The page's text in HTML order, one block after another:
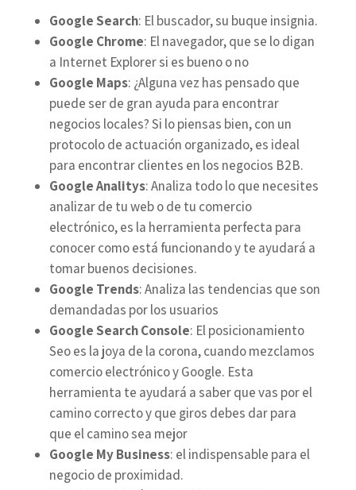
Google Search: El buscador, su buque insignia.
Google Chrome: El navegador, que se lo digan
a Internet Explorer si es bueno o no
Google Maps: ¿Alguna vez has pensado que
puede ser de gran ayuda para encontrar
negocios locales? Si lo piensas bien, con un
protocolo de actuación organizado, es ideal
para encontrar clientes en los negocios B2B.
Google Analitys: Analiza todo lo que necesites
analizar de tu web o de tu comercio
electrónico, es la herramienta perfecta para
conocer como está funcionando y te ayudará a
tomar buenos decisiones.
Google Trends: Analiza las tendencias que son
demandadas por los usuarios
Google Search Console: El posicionamiento
Seo es la joya de la corona, cuando mezclamos
comercio electrónico y Google. Esta
herramienta te ayudará a saber que vas por el
camino correcto y que giros debes dar para
que el camino sea mejor
Google My Business: el indispensable para el
negocio de proximidad.